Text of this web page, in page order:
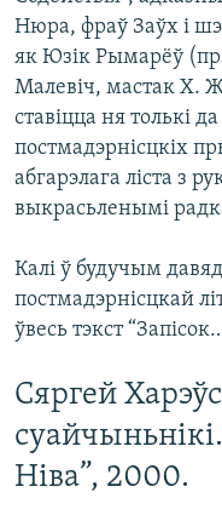
Нюра, фраў Заўх і
як Юзік Рымарёў
Малевіч, мастак Х.
ставіцца ня толькі
постмадэрнісцкіх
абгарэлага ліста з
выкрасьленымі
Калі ў будучым
постмадэрнісцкай
ўвесь тэкст
Сяргей
Ніва”, 2000.